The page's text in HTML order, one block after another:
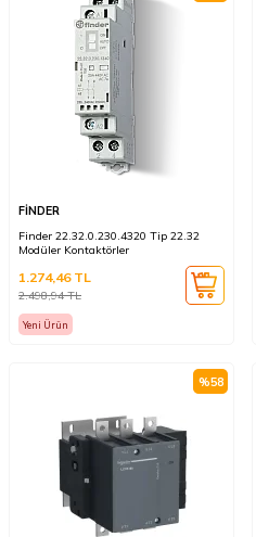
FİNDER
Finder 22.32.0.230.4320 Tip 22.32
Modüler Kontaktörler
2.498,94TL
1.274,46TL
Yeni Ürün
%58